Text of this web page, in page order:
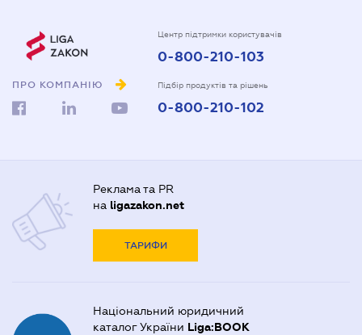
ПРО КОМПАНІЮ
Центр підтримки користувачів
0-800-210-103
Підбір продуктів та рішень
0-800-210-102
Реклама та PR
на ligazakon.net
ТАРИФИ
Національний юридичний
каталог України Liga:BOOK